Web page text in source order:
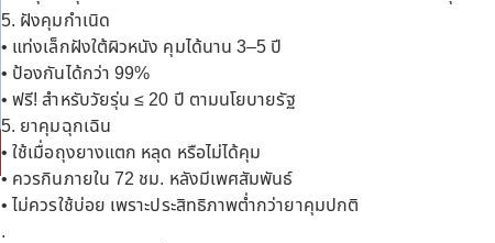
5. ฝังคุมกำเนิด
• แท่งเล็กฝังใต้ผิวหนัง คุมได้นาน 3–5 ปี
• ป้องกันได้กว่า 99%
• ฟรี! สำหรับวัยรุ่น ≤ 20 ปี ตามนโยบายรัฐ
5. ยาคุมฉุกเฉิน
• ใช้เมื่อถุงยางแตก หลุด หรือไม่ได้คุม
• ควรกินภายใน 72 ชม. หลังมีเพศสัมพันธ์
• ไม่ควรใช้บ่อย เพราะประสิทธิภาพต่ำกว่ายาคุมปกติ
.